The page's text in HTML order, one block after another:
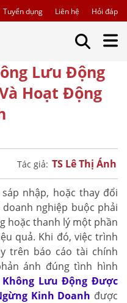
Tuyển dụng Liên hệ Hỏi đáp
Lưu Động
Hoạt Động
Tác giả: TS Lê Thị Ánh
nhập, hoặc thay đổi
nghiệp buộc phải
hoặc thanh lý một phần
quả. Khi đó, việc trình
trên báo cáo tài chính
ánh đúng tình hình
Không Lưu Động Được
Kinh Doanh được